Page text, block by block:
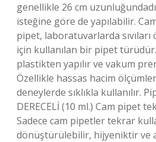
genellikle 26 cm
isteğine göre de yapılabilir.
pipet, laboratuvarlarda
için kullanılan bir pipet
plastikten yapılır ve vakum
Özellikle hassas hacim
deneylerde sıklıkla kullanılır.
DERECELİ (10 ml.) Cam pipet
Sadece cam pipetler tekrar
dönüştürülebilir, hijyeniktir ve